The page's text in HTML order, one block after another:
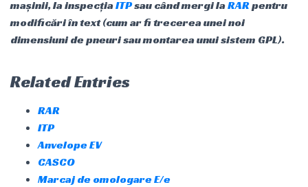
mașinii, la inspecțiaITPsau când mergi laRARpentru
modificări în text (cum ar fi trecerea unei noi
dimensiuni de pneuri sau montarea unui sistem GPL).
Related Entries
RAR
ITP
Anvelope EV
CASCO
Marcaj de omologare E/e